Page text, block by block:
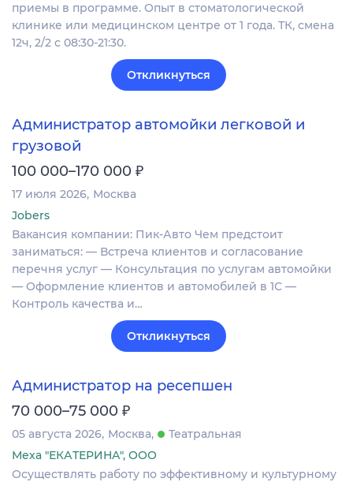
приемы в программе. Опыт в стоматологической
клинике или медицинском центре от 1 года. ТК, смена
12ч, 2/2 с 08:30-21:30.
Откликнуться
Администратор автомойки легковой и
грузовой
100 000–170 000 ₽
17 июля 2026 Москва
Jobers
Вакансия компании: Пик-Авто Чем предстоит
заниматься: — Встреча клиентов и согласование
перечня услуг — Консультация по услугам автомойки
— Оформление клиентов и автомобилей в 1С —
Контроль качества и…
Откликнуться
Администратор на ресепшен
70 000–75 000 ₽
05 августа 2026 Москва
Театральная
Меха "ЕКАТЕРИНА", ООО
Осуществлять работу по эффективному и культурному